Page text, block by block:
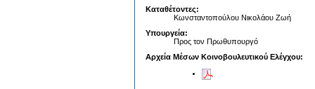
Καταθέτοντες:
Κωνσταντοπούλου Νικολάου Ζωή
Υπουργεία:
Προς τον Πρωθυπουργό
Αρχεία Μέσων Κοινοβουλευτικού Ελέγχου: